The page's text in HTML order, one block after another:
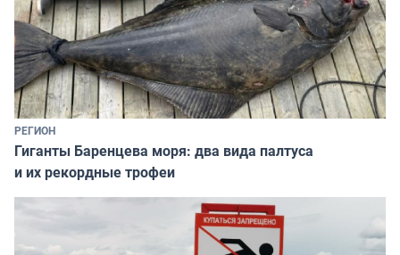
РЕГИОН
Гиганты Баренцева моря: два вида палтуса
и их рекордные трофеи